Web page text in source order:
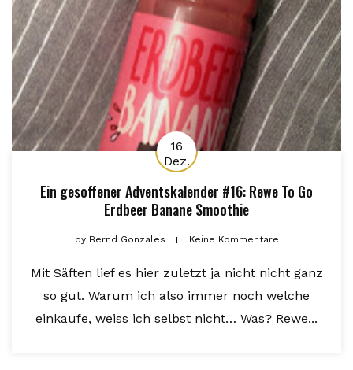
16
Dez.
Ein gesoffener Adventskalender #16: Rewe To Go
Erdbeer Banane Smoothie
byBernd Gonzales Keine Kommentare
Mit Säften lief es hier zuletzt ja nicht nicht ganz
so gut. Warum ich also immer noch welche
einkaufe, weiss ich selbst nicht… Was? Rewe...